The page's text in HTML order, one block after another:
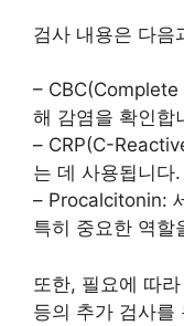
검사 내용은 다음
–
해 감염을 확인합
– CRP(C-
는 데 사용됩니다.
– Procalcitonin:
특히 중요한 역할
또한, 필요에 따
등의 추가 검사를